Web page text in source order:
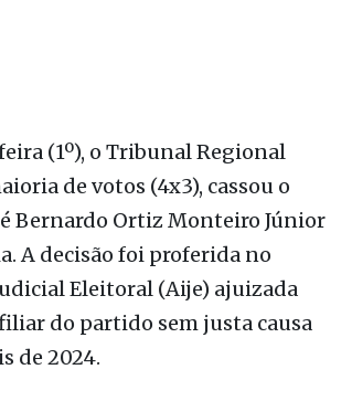
(1º), o Tribunal Regional
de votos (4x3), cassou o
Bernardo Ortiz Monteiro Júnior
A decisão foi proferida no
Eleitoral (Aije) ajuizada
do partido sem justa causa
de 2024.